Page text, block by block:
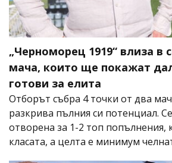
„Черноморец 1919“ влиза в
мача, които ще покажат
готови за елита
Отборът събра 4 точки от два
разкрива пълния си потенциал.
отворена за 1-2 топ попълнения,
класата, а целта е минимум